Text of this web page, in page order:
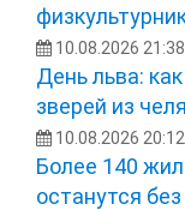
10.08.2026 21:38
День льва:
зверей из
10.08.2026 20:12
Более 140
останутся